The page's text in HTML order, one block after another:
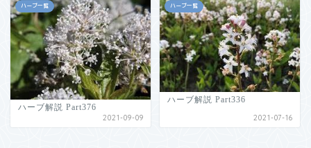
ハーブ一覧
ハーブ解説 Part376
2021-09-09
ハーブ一覧
ハーブ解説 Part336
2021-07-16